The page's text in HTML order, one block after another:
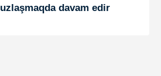
davam edir